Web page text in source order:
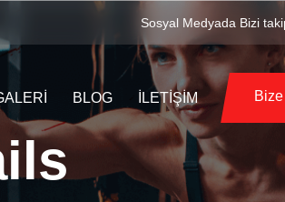
Sosyal Medyada Bizi
BLOG İLETIŞIM Bize